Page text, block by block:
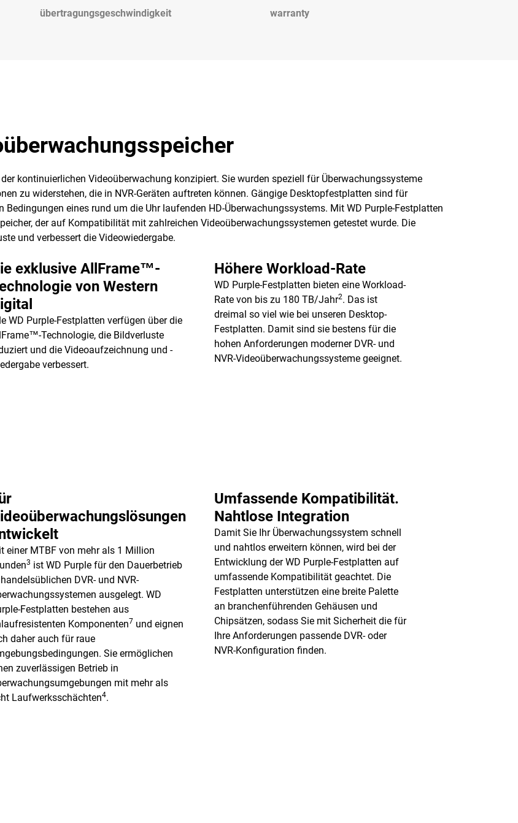
übertragungsgeschwindigkeit warranty
kontinuierlichen Videoüberwachung konzipiert. Sie wurden speziell für Überwachungssysteme
zu widerstehen, die in NVR-Geräten auftreten können. Gängige Desktopfestplatten sind für
eines rund um die Uhr laufenden HD-Überwachungssystems. Mit WD Purple-Festplatten
der auf Kompatibilität mit zahlreichen Videoüberwachungssystemen getestet wurde. Die
und verbessert die Videowiedergabe.
exklusive AllFrame™-
von Western
WD Purple-Festplatten verfügen über die
Technologie, die Bildverluste
und die Videoaufzeichnung und -
verbessert.
Höhere Workload-Rate
WD Purple-Festplatten bieten eine Workload-
Rate von bis zu 180 TB/Jahr2. Das ist
dreimal so viel wie bei unseren Desktop-
Festplatten. Damit sind sie bestens für die
hohen Anforderungen moderner DVR- und
NVR-Videoüberwachungssysteme geeignet.
einer MTBF von mehr als 1 Million
3 ist WD Purple für den Dauerbetrieb
DVR- und NVR-
ausgelegt. WD
Festplatten bestehen aus
Komponenten7 und eignen
daher auch für raue
Sie ermöglichen
zuverlässigen Betrieb in
mit mehr als
Laufwerksschächten4.
Umfassende Kompatibilität.
Nahtlose Integration
Damit Sie Ihr Überwachungssystem schnell
und nahtlos erweitern können, wird bei der
Entwicklung der WD Purple-Festplatten auf
umfassende Kompatibilität geachtet. Die
Festplatten unterstützen eine breite Palette
an branchenführenden Gehäusen und
Chipsätzen, sodass Sie mit Sicherheit die für
Ihre Anforderungen passende DVR- oder
NVR-Konfiguration finden.